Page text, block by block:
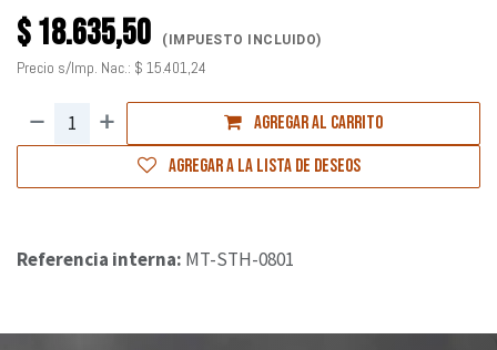
$18.635,50 (IMPUESTO INCLUIDO)
Precio s/Imp. Nac.: $ 15.401,24
Agregar al carrito
Agregar a la lista de deseos
Referencia interna: MT-STH-0801